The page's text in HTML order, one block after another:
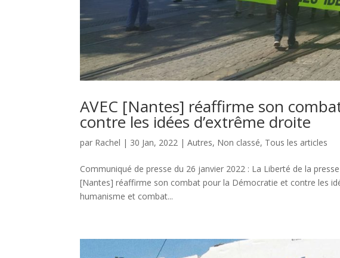
AVEC [Nantes] réaffirme son
contre les idées d’extrême droite
par Rachel | 30 Jan, 2022 |Autres, Non classé, Tous les articles
Communiqué de presse du 26 janvier 2022 : La Liberté de la
[Nantes] réaffirme son combat pour la Démocratie et contre les
humanisme et combat...